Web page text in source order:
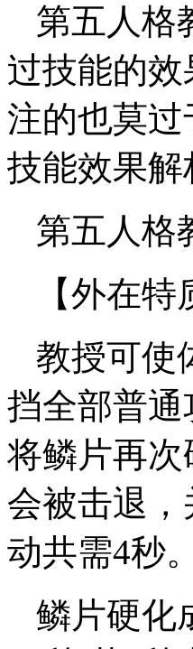
第五人格
过技能的
注的也莫
技能效果解
第五人格
【外在
教授可使
挡全部普
将鳞片再
会被击退
动共需4秒。
鳞片硬化